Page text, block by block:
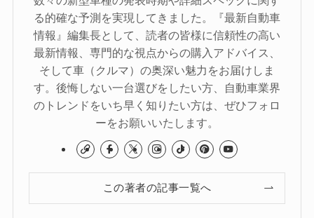
る的確な予測を実現してきました。『最新自動車
情報』編集長として、読者の皆様に信頼性の高い
最新情報、専門的な視点からの購入アドバイス、
そして車（クルマ）の奥深い魅力をお届けしま
す。後悔しない一台選びをしたい方、自動車業界
のトレンドをいち早く知りたい方は、ぜひフォロ
ーをお願いいたします。
この著者の記事一覧へ